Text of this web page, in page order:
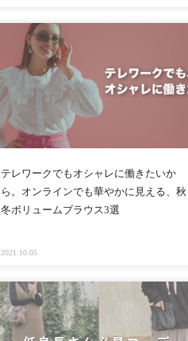
テレワークでもオシャレに働きたいか
ら。オンラインでも華やかに見える、秋
冬ボリュームブラウス3選
2021.10.05